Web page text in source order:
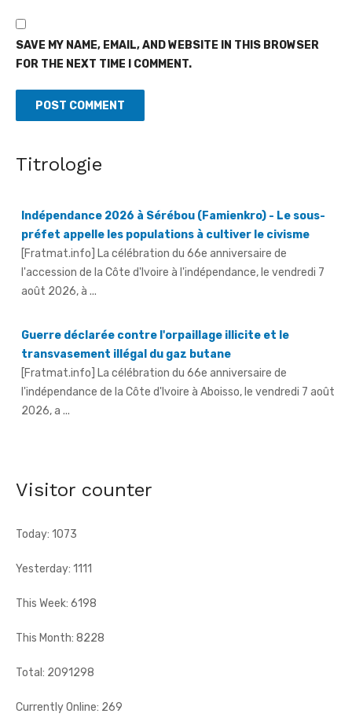
SAVE MY NAME, EMAIL, AND WEBSITE IN THIS BROWSER
FOR THE NEXT TIME I COMMENT.
Titrologie
Indépendance 2026 à Sérébou (Famienkro) - Le sous-
[Fratmat.info] La célébration du 66e anniversaire de
l'accession de la Côte d'Ivoire à l'indépendance, le vendredi 7
août 2026, à ...
Guerre déclarée contre l'orpaillage illicite et le
[Fratmat.info] La célébration du 66e anniversaire de
l'indépendance de la Côte d'Ivoire à Aboisso, le vendredi 7 août
2026, a ...
An 66 de l'indépendance à Sandegué - Le préfet rend
Gontougo, a célébré, le vendredi 7 août 2026, le 66e
Visitor counter
Today: 1073
Yesterday: 1111
This Week: 6198
This Month: 8228
Total: 2091298
Currently Online: 269